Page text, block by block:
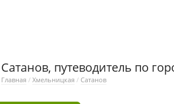
Сатанов, путеводитель по
Главная / Хмельницкая / Сатанов